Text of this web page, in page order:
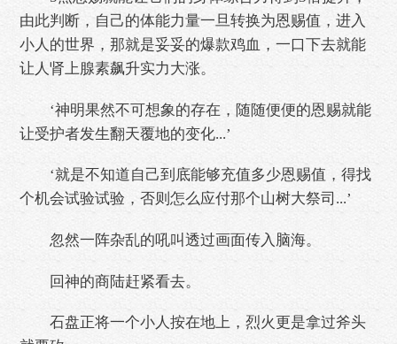
由此判断，自己的体能力量一旦转换为恩赐值，进入
小人的世界，那就是妥妥的爆款鸡血，一口下去就能
让人肾上腺素飙升实力大涨。
‘神明果然不可想象的存在，随随便便的恩赐就能
让受护者发生翻天覆地的变化...’
‘就是不知道自己到底能够充值多少恩赐值，得找
个机会试验试验，否则怎么应付那个山树大祭司...’
忽然一阵杂乱的吼叫透过画面传入脑海。
回神的商陆赶紧看去。
石盘正将一个小人按在地上，烈火更是拿过斧头